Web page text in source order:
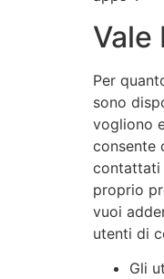
Vale
Per
sono
vogliono
consente
contattati
proprio
vuoi
utenti di
Gli